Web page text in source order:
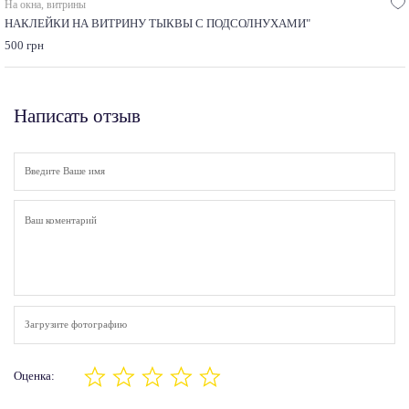
На окна, витрины
НАКЛЕЙКИ НА ВИТРИНУ ТЫКВЫ С ПОДСОЛНУХАМИ"
500 грн
Написать отзыв
Загрузите фотографию
Оценка: